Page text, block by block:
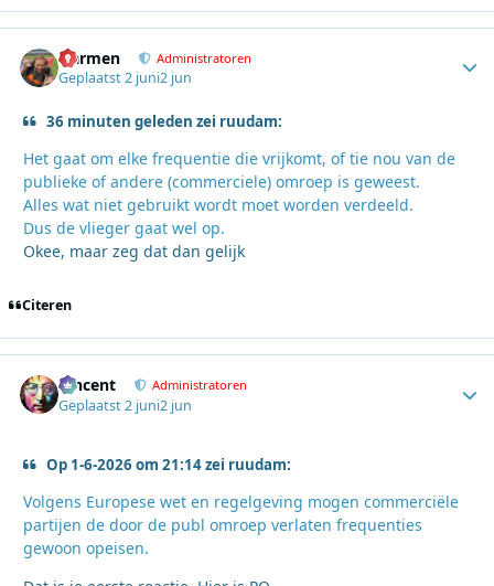
Harmen Administratoren
Geplaatst2 juni2 jun
36 minuten geleden zei ruudam:
Het gaat om elke frequentie die vrijkomt, of tie nou van de
publieke of andere (commerciele) omroep is geweest.
Alles wat niet gebruikt wordt moet worden verdeeld.
Dus de vlieger gaat wel op.
Okee, maar zeg dat dan gelijk
Citeren
Vincent Administratoren
Geplaatst2 juni2 jun
Op 1-6-2026 om 21:14 zei ruudam:
Volgens Europese wet en regelgeving mogen commerciële
partijen de door de publ omroep verlaten frequenties
gewoon opeisen.